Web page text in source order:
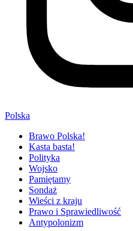
Polska
Brawo Polska!
Kasta basta!
Polityka
Wojsko
Pamiętamy
Sondaż
Wieści z kraju
Prawo i Sprawiedliwość
Antypolonizm